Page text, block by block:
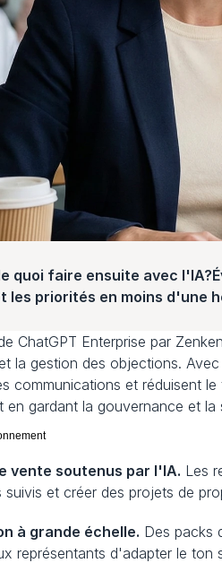
quoi faire ensuite avec
les priorités en moins d'une
ChatGPT Enterprise par
la gestion des objections.
communications et réduisent
en gardant la gouvernance et la
vente soutenus par l'IA. Les
suivis et créer des projets de
à grande échelle. Des packs
représentants d'adapter le ton